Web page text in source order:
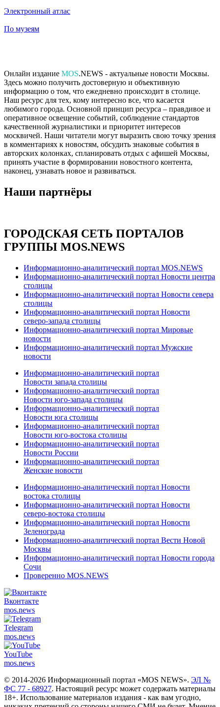
Электронный атлас
По музеям
Онлайн издание MOS.NEWS - актуальные новости Москвы.
Здесь можно получить достоверную и объективную
информацию о том, что ежедневно происходит в столице.
Наш ресурс для тех, кому интересно все, что касается
любимого города. Основной принцип ресурса – правдивое и
оперативное освещение событий, соблюдение стандартов
качественной журналистики и приоритет интересов
москвичей. Наши читатели могут выразить свою точку зрения
в комментариях к новостям, обсудить знаковые события в
авторских колонках, спланировать отдых с афишей Москвы,
принять участие в формировании новостного контента,
наконец, узнавать новое и развиваться.
Наши партнёры
ГОРОДСКАЯ СЕТЬ ПОРТАЛОВ
ГРУППЫ MOS.NEWS
Информационно-аналитический портал MOS.NEWS
Информационно-аналитический портал Новости центра
столицы
Информационно-аналитический портал Новости севера
столицы
Информационно-аналитический портал Новости
северо-запада столицы
Информационно-аналитический портал Мировые
новости
Информационно-аналитический портал Мужские
новости
Информационно-аналитический портал
Новости запада столицы
Информационно-аналитический портал
Новости юго-запада столицы
Информационно-аналитический портал
Новости юга столицы
Информационно-аналитический портал
Новости юго-востока столицы
Информационно-аналитический портал
Новости России
Информационно-аналитический портал
Женские новости
Информационно-аналитический портал Новости
востока столицы
Информационно-аналитический портал Новости
северо-востока столицы
Информационно-аналитический портал Новости
Зеленограда
Информационно-аналитический портал Вести Новой
Москвы
Информационно-аналитический портал Новости города
Сочи
Проверенно MOS.NEWS
Вконтакте
mos.news
Telegram
mos.news
YouTube
mos.news
© 2014-2026 Информационный портал «MOS NEWS». ЭЛ №
ФС 77 - 68927. Настоящий ресурс может содержать материалы
18+. Использование материалов издания - как вам угодно,